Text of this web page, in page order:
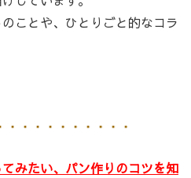
ことや、ひとりごと的なコラ
みたい、パン作りのコツを知